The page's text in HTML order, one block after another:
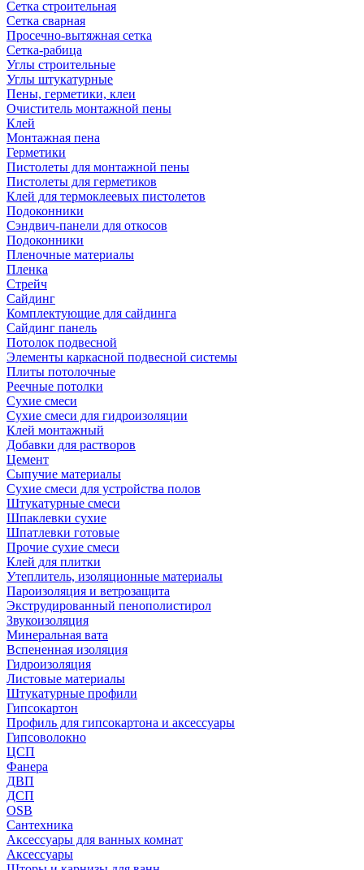
Сетка строительная
Сетка сварная
Просечно-вытяжная сетка
Сетка-рабица
Углы строительные
Углы штукатурные
Пены, герметики, клеи
Очиститель монтажной пены
Клей
Монтажная пена
Герметики
Пистолеты для монтажной пены
Пистолеты для герметиков
Клей для термоклеевых пистолетов
Подоконники
Сэндвич-панели для откосов
Подоконники
Пленочные материалы
Пленка
Стрейч
Сайдинг
Комплектующие для сайдинга
Сайдинг панель
Потолок подвесной
Элементы каркасной подвесной системы
Плиты потолочные
Реечные потолки
Сухие смеси
Сухие смеси для гидроизоляции
Клей монтажный
Добавки для растворов
Цемент
Сыпучие материалы
Сухие смеси для устройства полов
Штукатурные смеси
Шпаклевки сухие
Шпатлевки готовые
Прочие сухие смеси
Клей для плитки
Утеплитель, изоляционные материалы
Пароизоляция и ветрозащита
Экструдированный пенополистирол
Звукоизоляция
Минеральная вата
Вспененная изоляция
Гидроизоляция
Листовые материалы
Штукатурные профили
Гипсокартон
Профиль для гипсокартона и аксессуары
Гипсоволокно
ЦСП
Фанера
ДВП
ДСП
OSB
Сантехника
Аксессуары для ванных комнат
Аксессуары